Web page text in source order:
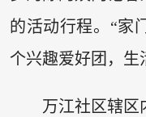
的活动行程。“家
个兴趣爱好团，生
万江社区辖区